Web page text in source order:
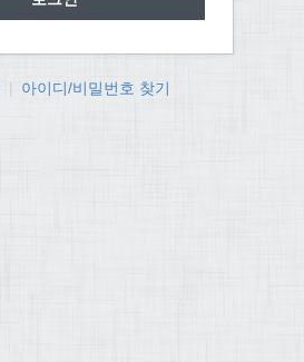
아이디/비밀번호 찾기